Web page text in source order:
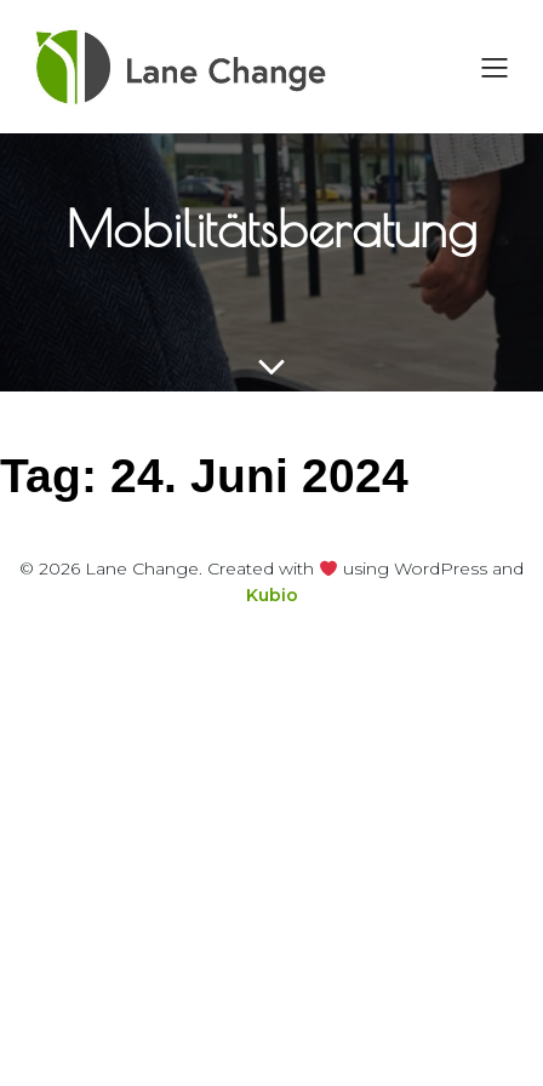
Inhalt
wechseln
Mobilitätsberatung
Tag: 24. Juni 2024
© 2026 Lane Change. Created with
using WordPress and
Kubio